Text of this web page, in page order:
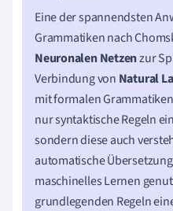
Eine der spannendsten
Grammatiken nach
Neuronalen Netzenzur
Verbindung von Natural
mit formalen
nur syntaktische Regeln
sondern diese auch
automatische
maschinelles Lernen
grundlegenden Regeln